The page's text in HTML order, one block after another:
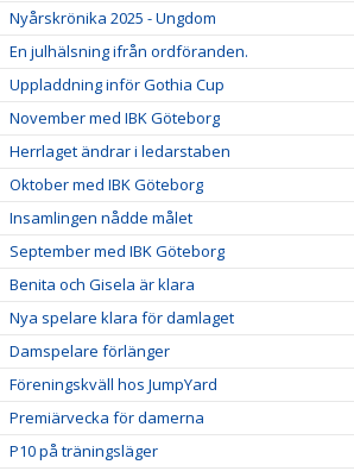
Nyårskrönika 2025 - Ungdom
En julhälsning ifrån ordföranden.
Uppladdning inför Gothia Cup
November med IBK Göteborg
Herrlaget ändrar i ledarstaben
Oktober med IBK Göteborg
Insamlingen nådde målet
September med IBK Göteborg
Benita och Gisela är klara
Nya spelare klara för damlaget
Damspelare förlänger
Föreningskväll hos JumpYard
Premiärvecka för damerna
P10 på träningsläger